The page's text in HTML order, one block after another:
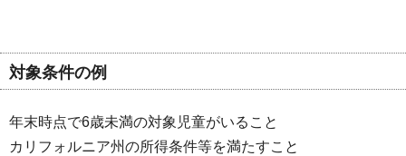
対象条件の例
年末時点で6歳未満の対象児童がいること
カリフォルニア州の所得条件等を満たすこと